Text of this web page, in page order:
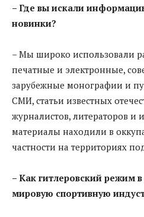
– Где вы искали
новинки?
– Мы широко использовали
печатные и электронные,
зарубежные монографии и
СМИ, статьи известных
журналистов, литераторов и
материалы находили в
частности на территориях
– Как гитлеровский режим
мировую спортивную